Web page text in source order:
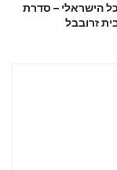
הישראלי – סדרת
זרובבל